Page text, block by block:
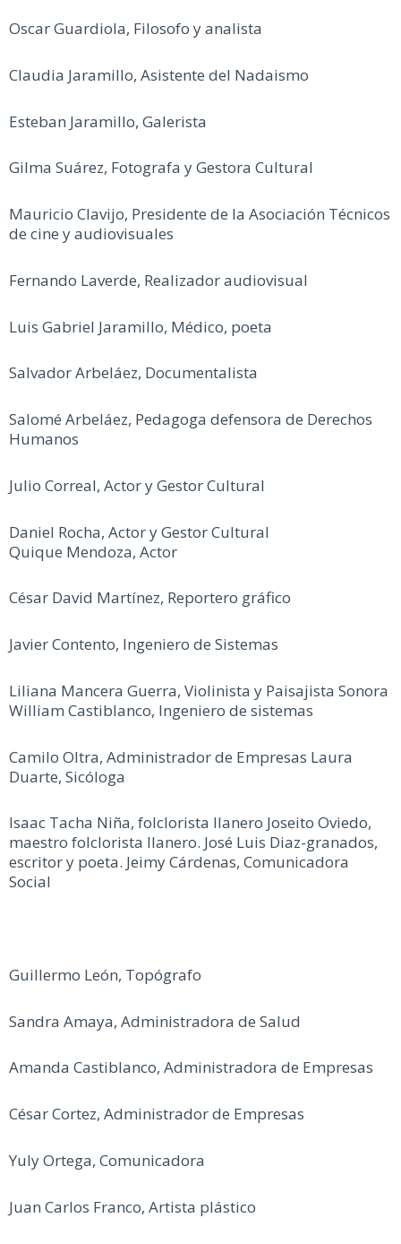
Oscar Guardiola, Filosofo y analista
Claudia Jaramillo, Asistente del Nadaismo
Esteban Jaramillo, Galerista
Gilma Suárez, Fotografa y Gestora Cultural
Mauricio Clavijo, Presidente de la Asociación Técnicos
de cine y audiovisuales
Fernando Laverde, Realizador audiovisual
Luis Gabriel Jaramillo, Médico, poeta
Salvador Arbeláez, Documentalista
Salomé Arbeláez, Pedagoga defensora de Derechos
Humanos
Julio Correal, Actor y Gestor Cultural
Daniel Rocha, Actor y Gestor Cultural
Quique Mendoza, Actor
César David Martínez, Reportero gráfico
Javier Contento, Ingeniero de Sistemas
Liliana Mancera Guerra, Violinista y Paisajista Sonora
William Castiblanco, Ingeniero de sistemas
Camilo Oltra, Administrador de Empresas Laura
Duarte, Sicóloga
Isaac Tacha Niña, folclorista llanero Joseito Oviedo,
maestro folclorista llanero. José Luis Diaz-granados,
escritor y poeta. Jeimy Cárdenas, Comunicadora
Social
Guillermo León, Topógrafo
Sandra Amaya, Administradora de Salud
Amanda Castiblanco, Administradora de Empresas
César Cortez, Administrador de Empresas
Yuly Ortega, Comunicadora
Juan Carlos Franco, Artista plástico